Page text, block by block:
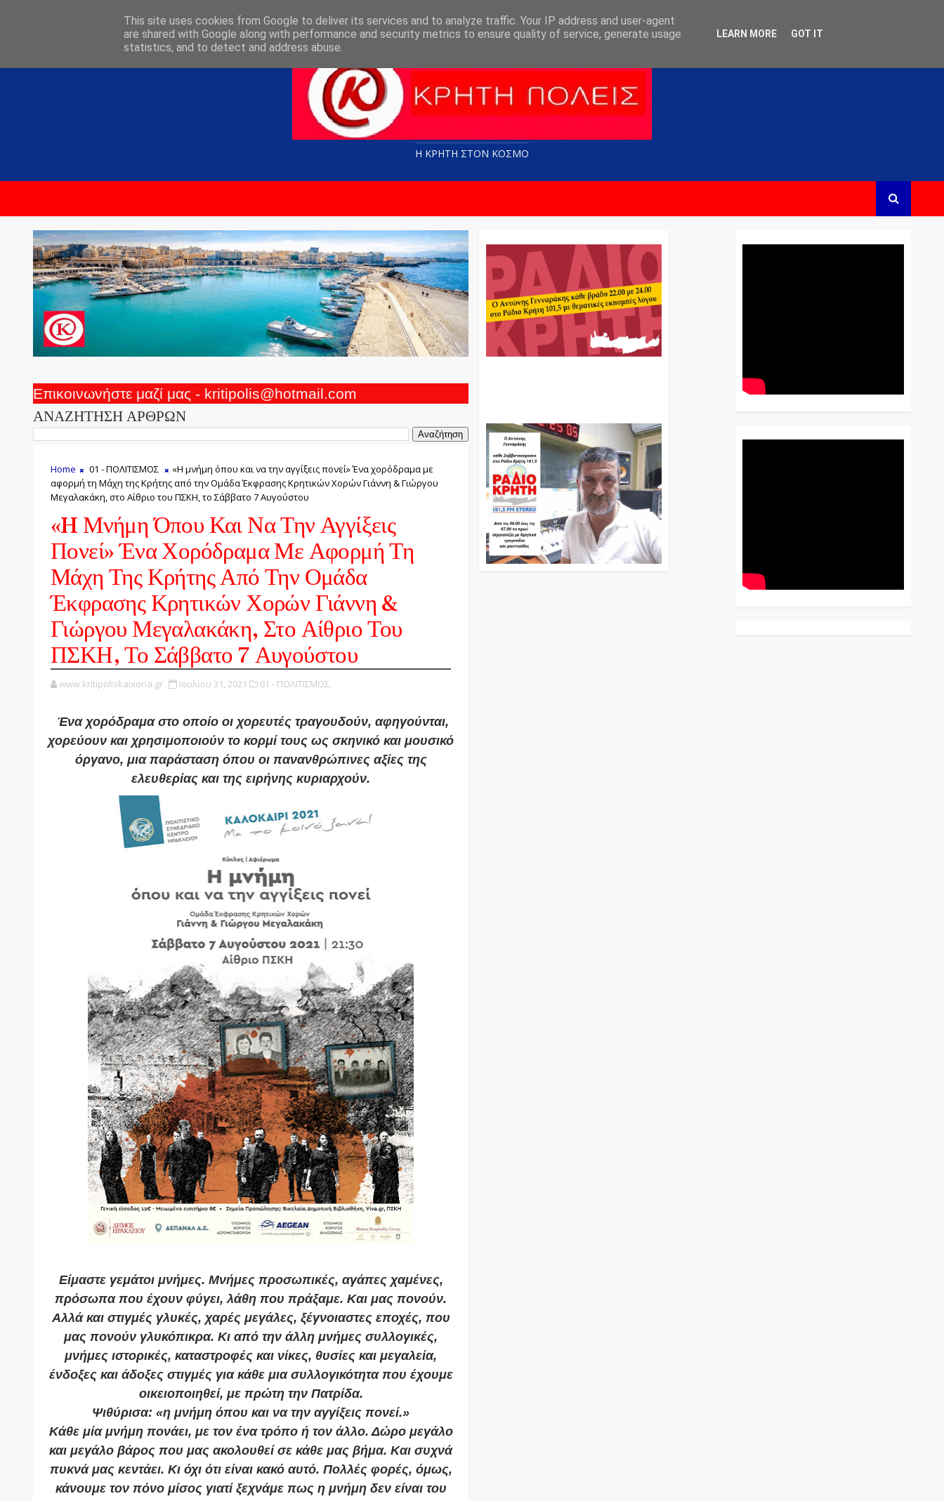
Η ΚΡΗΤΗ ΣΤΟN KOΣΜΟ
Επικοινωνήστε μαζί μας - kritipolis@hotmail.com
ΑΝΑΖΗΤΗΣΗ ΑΡΘΡΩΝ
Home 01 - ΠΟΛΙΤΙΣΜΟΣ
«H μνήμη όπου και να την αγγίξεις πονεί» Ένα χορόδραμα με
αφορμή τη Μάχη της Κρήτης από την Ομάδα Έκφρασης Κρητικών Χορών Γιάννη & Γιώργου
Μεγαλακάκη, στο Αίθριο του ΠΣΚΗ, το Σάββατο 7 Αυγούστου
«H Μνήμη Όπου Και Να Την Αγγίξεις
Πονεί» Ένα Χορόδραμα Με Αφορμή Τη
Μάχη Της Κρήτης Από Την Ομάδα
Έκφρασης Κρητικών Χορών Γιάννη &
Γιώργου Μεγαλακάκη, Στο Αίθριο Του
ΠΣΚΗ, Το Σάββατο 7 Αυγούστου
www.kritipoliskaixoria.gr Ιουλίου 31, 2021 01 - ΠΟΛΙΤΙΣΜΟΣ,
Ένα χορόδραμα στο οποίο οι χορευτές τραγουδούν, αφηγούνται,
χορεύουν και χρησιμοποιούν το κορμί τους ως σκηνικό και μουσικό
όργανο, μια παράσταση όπου οι πανανθρώπινες αξίες της
ελευθερίας και της ειρήνης κυριαρχούν.
Είμαστε γεμάτοι μνήμες. Μνήμες προσωπικές, αγάπες χαμένες,
πρόσωπα που έχουν φύγει, λάθη που πράξαμε. Και μας πονούν.
Αλλά και στιγμές γλυκές, χαρές μεγάλες, ξέγνοιαστες εποχές, που
μας πονούν γλυκόπικρα. Κι από την άλλη μνήμες συλλογικές,
μνήμες ιστορικές, καταστροφές και νίκες, θυσίες και μεγαλεία,
ένδοξες και άδοξες στιγμές για κάθε μια συλλογικότητα που έχουμε
οικειοποιηθεί, με πρώτη την Πατρίδα.
Ψιθύρισα: «η μνήμη όπου και να την αγγίξεις πονεί.»
Κάθε μία μνήμη πονάει, με τον ένα τρόπο ή τον άλλο. Δώρο μεγάλο
και μεγάλο βάρος που μας ακολουθεί σε κάθε μας βήμα. Και συχνά
πυκνά μας κεντάει. Κι όχι ότι είναι κακό αυτό. Πολλές φορές, όμως,
κάνουμε τον πόνο μίσος γιατί ξεχνάμε πως η μνήμη δεν είναι του
This site uses cookies from Google to deliver its services and to analyze traffic. Your IP address and user-agent
are shared with Google along with performance and security metrics to ensure quality of service, generate usage
statistics, and to detect and address abuse.
LEARN MORE GOT IT